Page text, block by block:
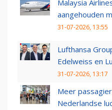
Malaysia
aangehouden
31-07-2026, 13:55
Lufthansa
Edelweiss en
31-07-2026, 13:17
Meer
Nederlandse